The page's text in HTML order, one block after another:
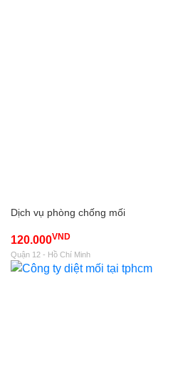
Dịch vụ phòng chống mối
120.000VND
Quận 12 - Hồ Chí Minh